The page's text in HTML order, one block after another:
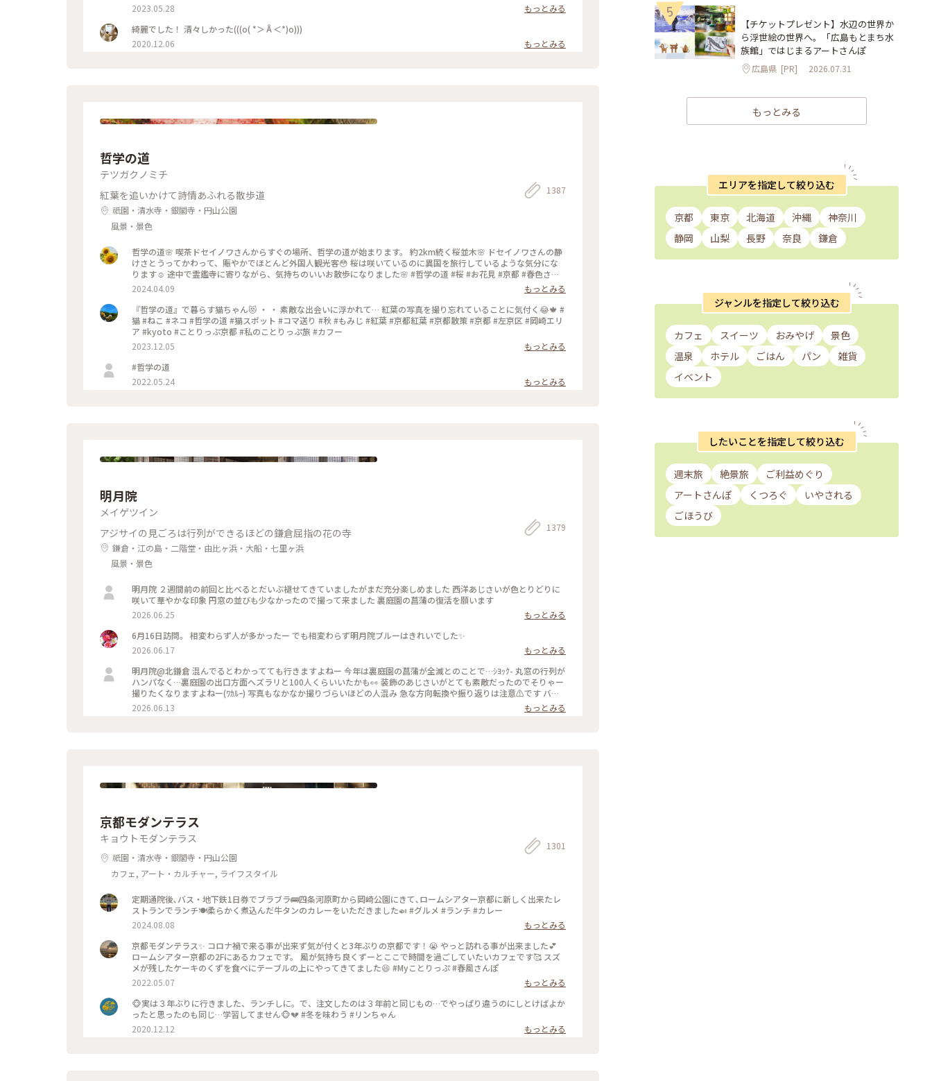
2023.05.28
もっとみる
綺麗でした！ 清々しかった(((o( *＞Å＜*)o)))
2020.12.06
もっとみる
哲学の道
テツガクノミチ
紅葉を追いかけて詩情あふれる散歩道
祇園・清水寺・銀閣寺・円山公園
風景・景色
1387
哲学の道🌸 喫茶ドセイノワさんからすぐの場所、哲学の道が始まります。 約2km続く桜並木🌸 ドセイノワさんの静
けさとうってかわって、賑やかでほとんど外国人観光客😳 桜は咲いているのに異国を旅行しているような気分にな
ります☺️ 途中で霊鑑寺に寄りながら、気持ちのいいお散歩になりました🌸 #哲学の道 #桜 #お花見 #京都 #春色さが
し #電車旅
2024.04.09
もっとみる
『哲学の道』で暮らす猫ちゃん😻 ・ ・ 素敵な出会いに浮かれて… 紅葉の写真を撮り忘れていることに気付く😂🍁 #
猫 #ねこ #ネコ #哲学の道 #猫スポット #コマ送り #秋 #もみじ #紅葉 #京都紅葉 #京都散策 #京都 #左京区 #岡崎エリ
ア #kyoto #ことりっぷ京都 #私のことりっぷ旅 #カフー
2023.12.05
もっとみる
#哲学の道
2022.05.24
もっとみる
明月院
メイゲツイン
アジサイの見ごろは行列ができるほどの鎌倉屈指の花の寺
鎌倉・江の島・二階堂・由比ヶ浜・大船・七里ヶ浜
風景・景色
1379
明月院 ２週間前の前回と比べるとだいぶ褪せてきていましたがまだ充分楽しめました 西洋あじさいが色とりどりに
咲いて華やかな印象 円窓の並びも少なかったので撮って来ました 裏庭園の菖蒲の復活を願います
2026.06.25
もっとみる
6月16日訪問。 相変わらず人が多かったー でも相変わらず明月院ブルーはきれいでした✨
2026.06.17
もっとみる
明月院@北鎌倉 混んでるとわかってても行きますよねー 今年は裏庭園の菖蒲が全滅とのことで…ｼﾖｯｸ- 丸窓の行列が
ハンパなく…裏庭園の出口方面へズラリと100人くらいいたかも👀 装飾のあじさいがとても素敵だったのでそりゃー
撮りたくなりますよねー(ﾜｶﾙｰ) 写真もなかなか撮りづらいほどの人混み 急な方向転換や振り返りは注意⚠️です バッ
グとか当たりますし当てられます すれ違いも譲り合いでマナーは守られてますがとっても疲れます… 夕方の空いて
る時間を狙うのがいいのかもです
2026.06.13 もっとみる
京都モダンテラス
キョウトモダンテラス
祇園・清水寺・銀閣寺・円山公園
カフェ, アート・カルチャー, ライフスタイル
1301
定期通院後､バス・地下鉄1日券でブラブラ🚌四条河原町から岡崎公園にきて､ロームシアター京都に新しく出来たレ
ストランでランチ🍽️柔らかく煮込んだ牛タンのカレーをいただきました🍛 #グルメ #ランチ #カレー
2024.08.08
もっとみる
京都モダンテラス✨ コロナ禍で来る事が出来ず気が付くと3年ぶりの京都です！😭 やっと訪れる事が出来ました💕
ロームシアター京都の2Fにあるカフェです。 風が気持ち良くずーとここで時間を過ごしていたいカフェです🥰 スズ
メが残したケーキのくずを食べにテーブルの上にやってきてました😆 #Myことりっぷ #春風さんぽ
2022.05.07
もっとみる
🐵実は３年ぶりに行きました、ランチしに。で、注文したのは３年前と同じもの…でやっぱり違うのにしとけばよか
ったと思ったのも同じ…学習してません🐵💔 #冬を味わう #リンちゃん
2020.12.12
もっとみる
5
【チケットプレゼント】水辺の世界か
ら浮世絵の世界へ。「広島もとまち水
族館」ではじまるアートさんぽ
広島県 [PR] 2026.07.31
もっとみる
エリアを指定して絞り込む
京都 東京 北海道 沖縄
神奈川
静岡
山梨 長野 奈良 鎌倉
ジャンルを指定して絞り込む
カフェ スイーツ おみやげ
景色
温泉
ホテル ごはん パン
雑貨
イベント
したいことを指定して絞り込む
週末旅 絶景旅
ご利益めぐり
アートさんぽ
くつろぐ
いやされる
ごほうび